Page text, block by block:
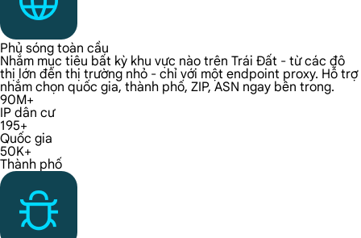
Phủ sóng toàn cầu
Nhắm mục tiêu bất kỳ khu vực nào trên Trái Đất - từ các đô
thị lớn đến thị trường nhỏ - chỉ với một endpoint proxy. Hỗ trợ
nhắm chọn quốc gia, thành phố, ZIP, ASN ngay bên trong.
90M+
IP dân cư
195+
Quốc gia
50K+
Thành phố